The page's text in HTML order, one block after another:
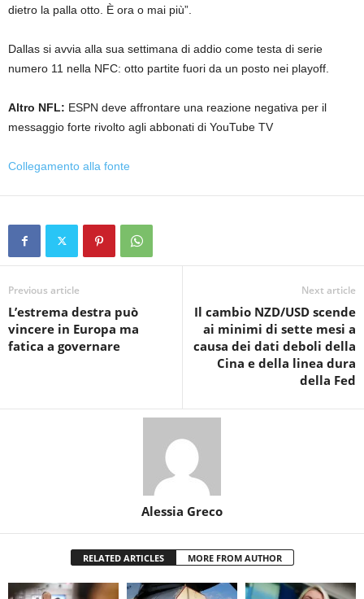
dietro la palla otto. È ora o mai più”.
Dallas si avvia alla sua settimana di addio come testa di serie
numero 11 nella NFC: otto partite fuori da un posto nei playoff.
Altro NFL: ESPN deve affrontare una reazione negativa per il
messaggio forte rivolto agli abbonati di YouTube TV
Collegamento alla fonte
Previous article
L’estrema destra può
vincere in Europa ma
fatica a governare
Next article
Il cambio NZD/USD scende
ai minimi di sette mesi a
causa dei dati deboli della
Cina e della linea dura
della Fed
Alessia Greco
RELATED ARTICLES MORE FROM AUTHOR